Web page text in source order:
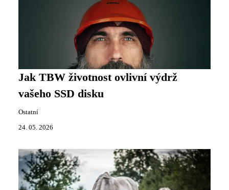
Jak TBW životnost ovlivní výdrž
vašeho SSD disku
Ostatní
24. 05. 2026